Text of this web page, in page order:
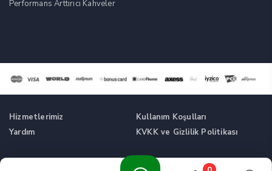
Performans Arttırıcı Kahveler
Hizmetlerimiz
Kullanım Koşulları
Yardım
KVKK ve Gizlilik Politikası
Tüm Hakları Saklıdır. © Cinsel Güç Artırıcı Takviyeler -